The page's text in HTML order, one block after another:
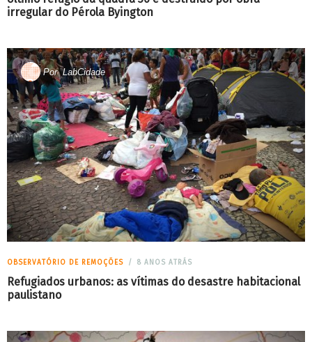
irregular do Pérola Byington
PorLabCidade
OBSERVATÓRIO DE REMOÇÕES 8 ANOS ATRÁS
Refugiados urbanos: as vítimas do desastre habitacional
paulistano